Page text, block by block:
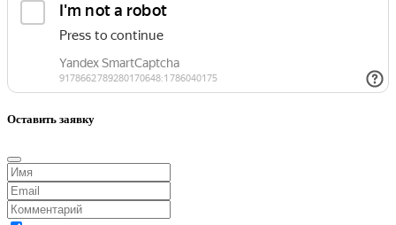
Оставить заявку